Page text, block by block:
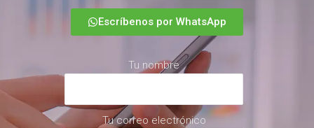
Escríbenos por WhatsApp
Tu nombre
Tu correo electrónico